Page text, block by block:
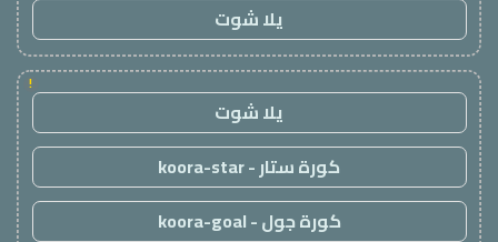
يلا شوت
!
يلا شوت
كورة ستار - koora-star
كورة جول - koora-goal